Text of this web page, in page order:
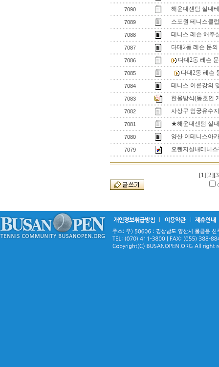
7090 해운대센텀 실내
7089 스포원 테니스클
7088 테니스 레슨 해주
7087 다대2동 레슨 문의
7086 다대2동 레슨
7085 다대2동 레슨
7084 테니스 이론강의
7083 한울방식(동호인
7082 사상구 엄궁유수
7081 ★해운대센텀 실
7080 양산 이테니스아
7079 오렌지실내테니
[1][2]